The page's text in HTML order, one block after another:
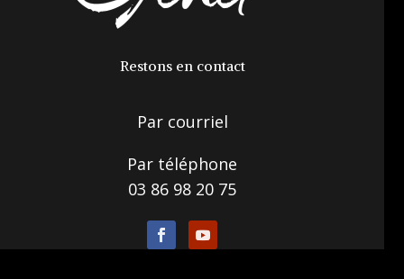
Restons en contact
Par courriel
Par téléphone
03 86 98 20 75